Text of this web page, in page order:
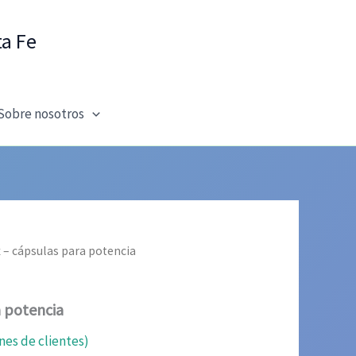
Fe
nosotros
cápsulas para potencia
potencia
de clientes)